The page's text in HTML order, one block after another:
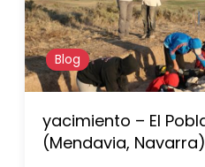
Blog
yacimiento – El
(Mendavia, Navarra)